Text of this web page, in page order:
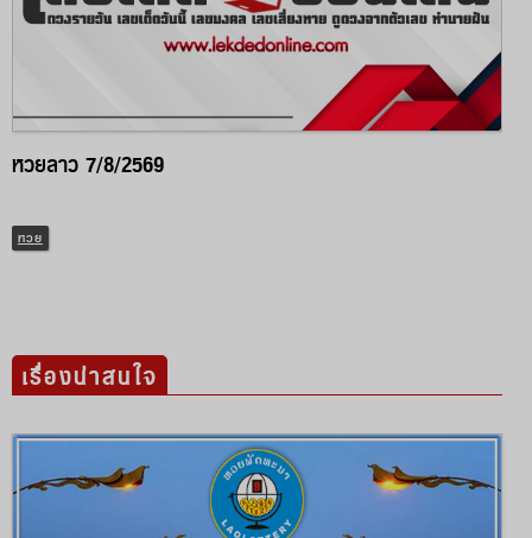
หวยลาว 7/8/2569
หวย
เรื่องน่าสนใจ